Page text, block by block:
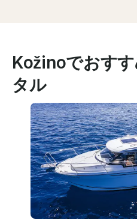
Kožinoでおす
タル